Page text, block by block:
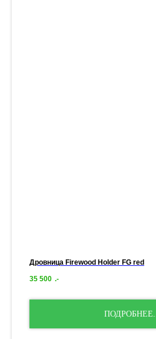
Дровница Firewood Holder FG red
35 500 .-
ПОДРОБНЕЕ...